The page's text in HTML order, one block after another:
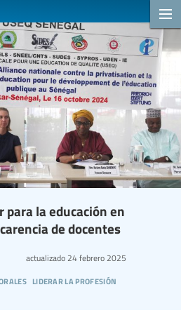
la educación en
de docentes
liderar la profesión
actualizado24 febrero 2025